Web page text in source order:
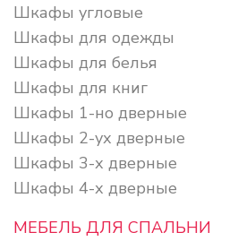
Шкафы угловые
Шкафы для одежды
Шкафы для белья
Шкафы для книг
Шкафы 1-но дверные
Шкафы 2-ух дверные
Шкафы 3-х дверные
Шкафы 4-х дверные
МЕБЕЛЬ ДЛЯ СПАЛЬНИ